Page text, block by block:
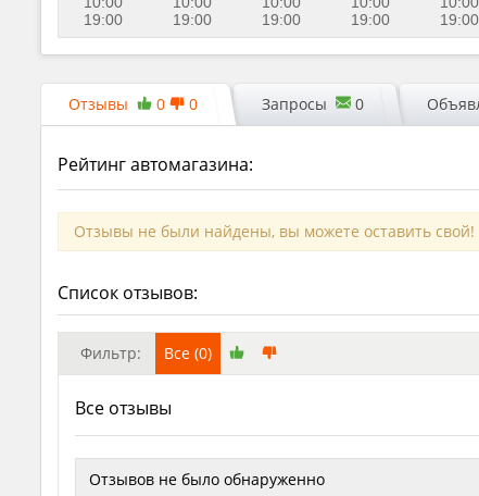
19:00
19:00
19:00
19:00
19:00
Отзывы 0 0 Запросы 0
Рейтинг автомагазина:
Отзывы не были найдены, вы можете оставить свой!
Список отзывов:
Фильтр: Все (0)
Все отзывы
Отзывов не было обнаруженно